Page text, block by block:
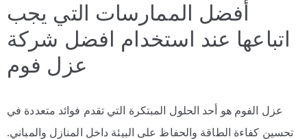
أفضل الممارسات التي يجب
اتباعها عند استخدام افضل شركة
عزل فوم
عزل الفوم هو أحد الحلول المبتكرة التي تقدم فوائد متعددة في
تحسين كفاءة الطاقة والحفاظ على البيئة داخل المنازل والمباني.